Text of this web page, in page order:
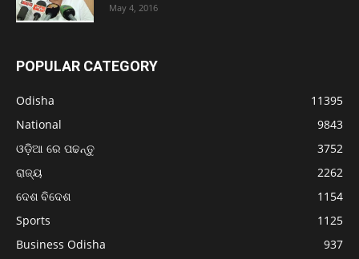
May 4, 2016
POPULAR CATEGORY
Odisha
11395
National
9843
ଓଡ଼ିଆ ରେ ପଢନ୍ତୁ
3752
ରାଜ୍ୟ
2262
ଦେଶ ବିଦେଶ
1154
Sports
1125
Business Odisha
937